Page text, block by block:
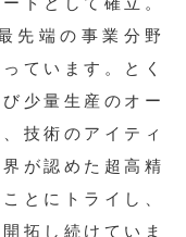
先端の事業分野
ています。とく
少量生産のオー
技術のアイティ
が認めた超高精
とにトライし、
拓し続けていま